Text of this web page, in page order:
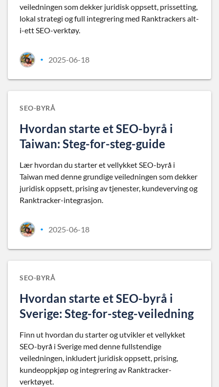
veiledningen som dekker juridisk oppsett, prissetting,
lokal strategi og full integrering med Ranktrackers alt-
i-ett SEO-verktøy.
• 2025-06-18
SEO-BYRÅ
Hvordan starte et SEO-byrå i
Taiwan: Steg-for-steg-guide
Lær hvordan du starter et vellykket SEO-byrå i
Taiwan med denne grundige veiledningen som dekker
juridisk oppsett, prising av tjenester, kundeverving og
Ranktracker-integrasjon.
• 2025-06-18
SEO-BYRÅ
Hvordan starte et SEO-byrå i
Sverige: Steg-for-steg-veiledning
Finn ut hvordan du starter og utvikler et vellykket
SEO-byrå i Sverige med denne fullstendige
veiledningen, inkludert juridisk oppsett, prising,
kundeoppkjøp og integrering av Ranktracker-
verktøyet.